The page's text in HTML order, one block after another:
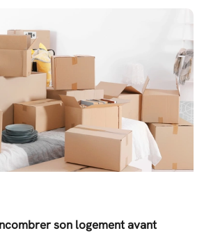
son logement avant